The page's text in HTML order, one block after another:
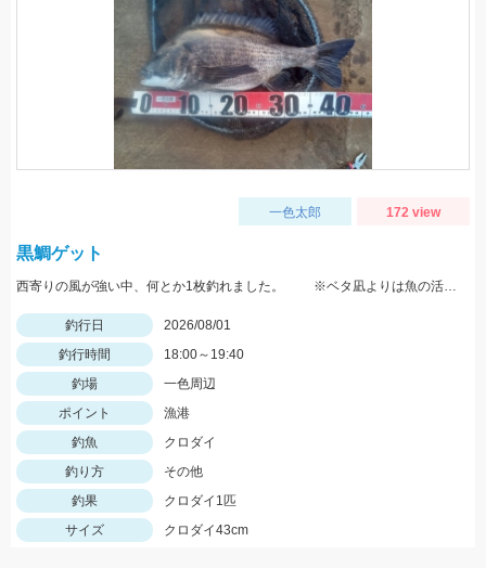
一色太郎 172 view
黒鯛ゲット
西寄りの風が強い中、何とか1枚釣れました。 ※ベタ凪よりは魚の活性が高い気がします。
釣行日
2026/08/01
釣行時間
18:00～19:40
釣場
一色周辺
ポイント
漁港
釣魚
クロダイ
釣り方
その他
釣果
クロダイ1匹
サイズ
クロダイ43cm